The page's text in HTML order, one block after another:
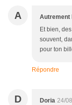
A Autrement
Et bien,
souvent,
pour ton
Répondre
D Doria 24/